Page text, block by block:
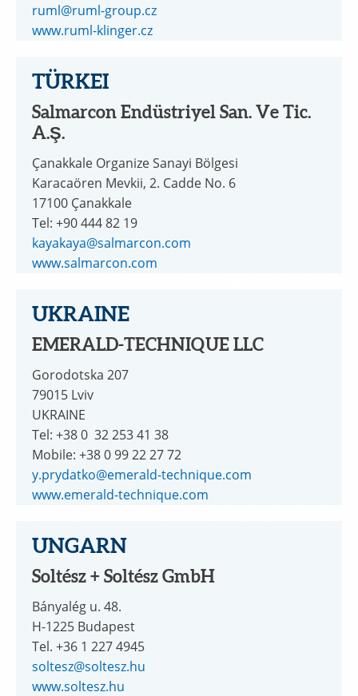
ruml@ruml-group.cz
www.ruml-klinger.cz
TÜRKEI
Salmarcon Endüstriyel San. Ve Tic.
A.Ş.
Çanakkale Organize Sanayi Bölgesi
Karacaören Mevkii, 2. Cadde No. 6
17100 Çanakkale
Tel: +90 444 82 19
kayakaya@salmarcon.com
www.salmarcon.com
UKRAINE
EMERALD-TECHNIQUE LLC
Gorodotska 207
79015 Lviv
UKRAINE
Tel: +38 0 32 253 41 38
Mobile: +38 0 99 22 27 72
y.prydatko@emerald-technique.com
www.emerald-technique.com
UNGARN
Soltész + Soltész GmbH
Bányalég u. 48.
H-1225 Budapest
Tel. +36 1 227 4945
soltesz@soltesz.hu
www.soltesz.hu